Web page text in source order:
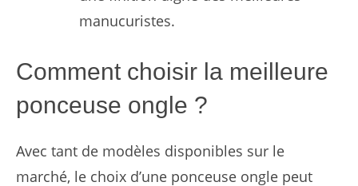
manucuristes.
Comment choisir la meilleure
ponceuse ongle ?
Avec tant de modèles disponibles sur le
marché, le choix d’une ponceuse ongle peut